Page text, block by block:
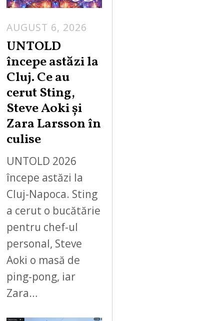
AUGUST 6, 2026
UNTOLD
începe astăzi la
Cluj. Ce au
cerut Sting,
Steve Aoki și
Zara Larsson în
culise
UNTOLD 2026
începe astăzi la
Cluj-Napoca. Sting
a cerut o bucătărie
pentru chef-ul
personal, Steve
Aoki o masă de
ping-pong, iar
Zara…